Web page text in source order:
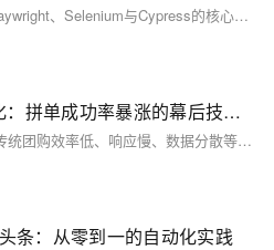
本内容深入解析主流测试框架Playwright、Selenium与Cypress的核心架构与适用场景，对比其在SPA测试、CI/CD、跨浏览器兼容性等方面的表现。同时探讨Playwright在AI增强测试、录制回放、企业部署等领域的实战优势，以及Selenium在老旧系统和IE兼容性中的坚守场景。结合六大典型场景，提供技术选型决策指南，并展望AI赋能下的未来测试体系。
拼多多API团购活动自动化：拼单成功率暴涨的幕后技术解析
本方案通过API自动化引擎破解传统团购效率低、响应慢、数据分散等问题，实现库存、价格、成团的实时联动。实战数据显示，成团时效提升74%，拼单成功率高达92%，人力成本下降80%。某生鲜商家接入后，月GMV突破500万元，成团率高达98.3%。API赋能团购，开启电商效率新纪元。
条：从零到一的自动化实践